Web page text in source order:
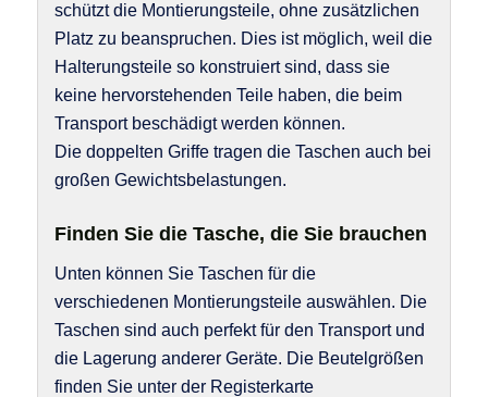
schützt die Montierungsteile, ohne zusätzlichen
Platz zu beanspruchen. Dies ist möglich, weil die
Halterungsteile so konstruiert sind, dass sie
keine hervorstehenden Teile haben, die beim
Transport beschädigt werden können.
Die doppelten Griffe tragen die Taschen auch bei
großen Gewichtsbelastungen.
Finden Sie die Tasche, die Sie brauchen
Unten können Sie Taschen für die
verschiedenen Montierungsteile auswählen. Die
Taschen sind auch perfekt für den Transport und
die Lagerung anderer Geräte. Die Beutelgrößen
finden Sie unter der Registerkarte